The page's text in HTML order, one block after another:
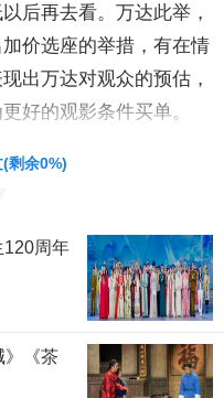
后再去看。万达此举，
价选座的举措，有在情
出万达对观众的预估，
好的观影条件买单。
责任编辑：段颖 CC004
(剩余0%)
120周年
》《茶